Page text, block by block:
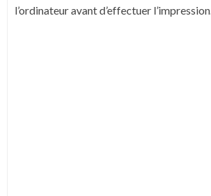
l’ordinateur avant d’effectuer l’impression.